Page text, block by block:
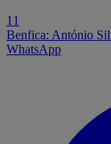
11
Benfica: António
WhatsApp